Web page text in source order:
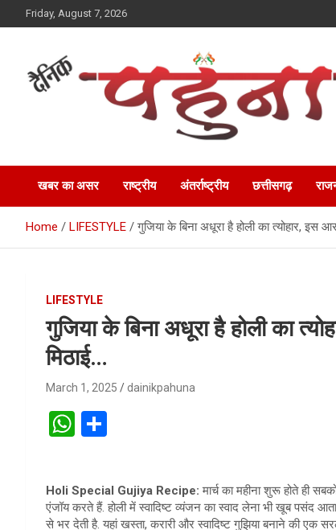
to
Friday, August 7, 2026
Dainik Pahuna
खबर का असर राष्ट्रीय अंतर्राष्ट्रीय छत्तीसगढ़
Home LIFESTYLE गुजिया के बिना अधूरा है होली का त्योहार, इस
LIFESTYLE
गुजिया के बिना अधूरा है होली का
मिठाई…
March 1, 2025 dainikpahuna
W
s
e
Holi Special Gujiya Recipe: मार्च का महीना शुरू होते ही
एंजॉय करते हैं. होली में स्वादिष्ट व्यंजन का स्वाद लेना भी खूब पसंद
से भर देती है. यहां खस्ता, करारी और स्वादिष्ट गुझिया बनाने की